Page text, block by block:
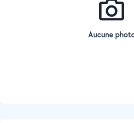
Aucune